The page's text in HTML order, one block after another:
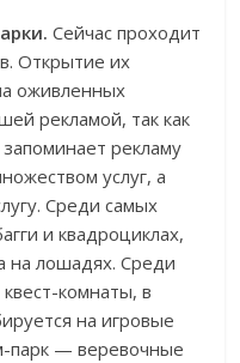
Сейчас проходит
Открытие их
оживленных
рекламой, так как
рекламу
услуг, а
Среди самых
и квадроциклах,
на лошадях. Среди
комнаты, в
на игровые
парк — веревочные